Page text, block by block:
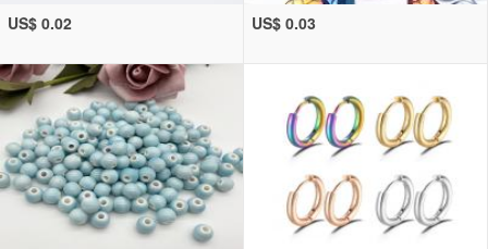
US$ 0.02 US$ 0.03